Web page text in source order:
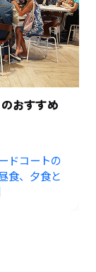
おすすめ
ドコートの
食、夕食と